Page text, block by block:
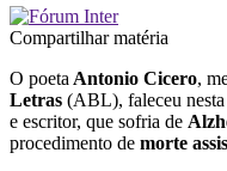
Compartilhar matéria
O poeta Antonio Cicero,
Letras (ABL), faleceu nesta
e escritor, que sofria de
procedimento de morte